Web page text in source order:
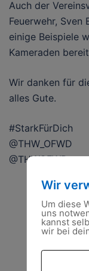
Auch der
Feuerwehr, Sven
einige Beispiele
Kameraden
Wir danken für
alles Gute.
#StarkFürDich
@THW_OFWD
@THWOFWD
Wir
Um diese
uns
kannst
wir bei